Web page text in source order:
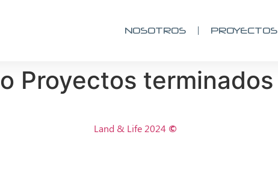
NOSOTROS PROYECTOS
Proyectos terminados
Land & Life 2024 ©